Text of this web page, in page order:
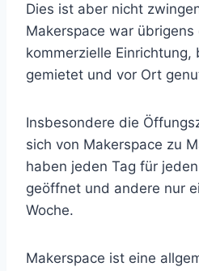
Dies ist aber nicht
Makerspace war übrigens
kommerzielle
gemietet und vor Ort
Insbesondere die
sich von Makerspace zu
haben jeden Tag für
geöffnet und andere nur
Woche.
Makerspace ist eine